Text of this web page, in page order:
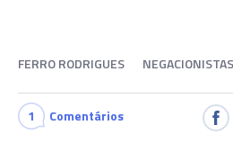
FERRO RODRIGUES NEGACIONISTAS
1 Comentários